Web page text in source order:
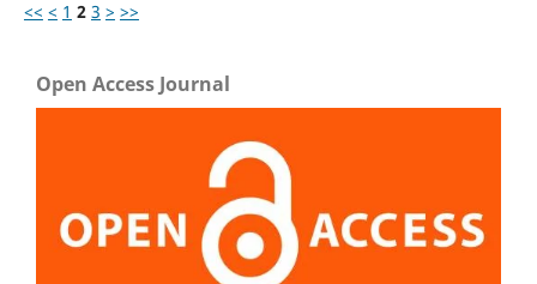
<< < 1 2 3 > >>
Open Access Journal